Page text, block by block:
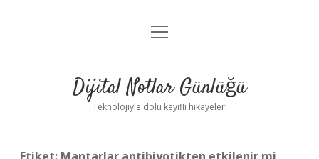
Anasayfa
Yasal Uyarı
menüyü
Dijital Notlar Günlüğü
Teknolojiyle dolu keyifli hikayeler!